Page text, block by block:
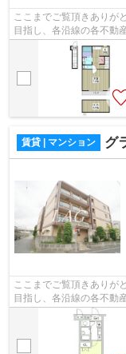
ここまでご覧頂きありが
目指し、各沿線の各不動
様へ提供しております！
賃貸 | マンション グ
ここまでご覧頂きありが
目指し、各沿線の各不動
様へ提供しております！